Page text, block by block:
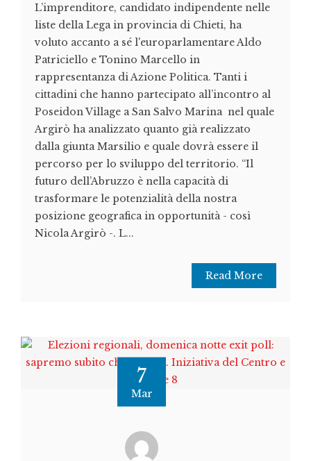
L’imprenditore, candidato indipendente nelle
liste della Lega in provincia di Chieti, ha
voluto accanto a sé l'europarlamentare Aldo
Patriciello e Tonino Marcello in
rappresentanza di Azione Politica. Tanti i
cittadini che hanno partecipato all’incontro al
Poseidon Village a San Salvo Marina nel quale
Argirò ha analizzato quanto già realizzato
dalla giunta Marsilio e quale dovrà essere il
percorso per lo sviluppo del territorio. “Il
futuro dell’Abruzzo è nella capacità di
trasformare le potenzialità della nostra
posizione geografica in opportunità - così
Nicola Argirò -. L...
Read More
7
Mar